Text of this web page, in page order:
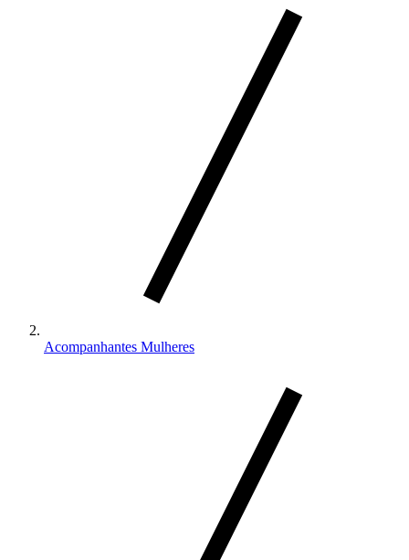
Acompanhantes Mulheres